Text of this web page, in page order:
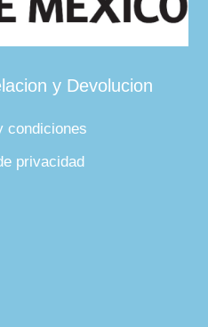
y Devolucion
condiciones
privacidad